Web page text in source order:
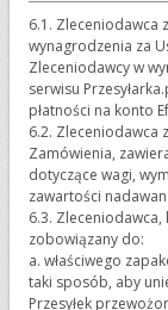
6.1. Zleceniodawca
wynagrodzenia za
Zleceniodawcy w
serwisu
płatności na konto
6.2. Zleceniodawca
Zamówienia,
dotyczące wagi,
zawartości
6.3.
zobowiązany do:
a. właściwego
taki sposób, aby
Przesyłek